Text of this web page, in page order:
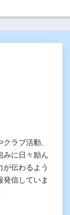
ラブ活動、
みに日々励ん
伝わるよう
発信していま